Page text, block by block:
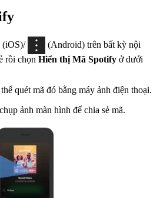
(iOS)/
(Android) trên bất kỳ nội
rồi chọn Hiển thị Mã Spotify ở dưới
quét mã đó bằng máy ảnh điện thoại.
ảnh màn hình để chia sẻ mã.